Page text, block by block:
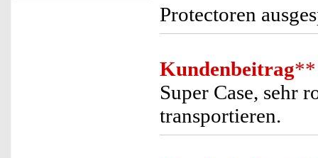
Protectoren
Kundenbeitrag**
Super Case, sehr
transportieren.